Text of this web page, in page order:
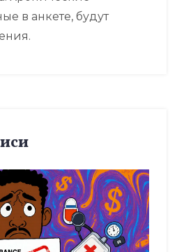
в анкете, будут